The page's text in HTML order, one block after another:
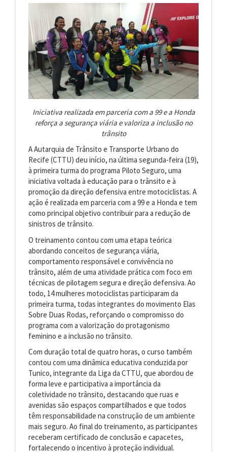
Iniciativa realizada em parceria com a 99 e a Honda
reforça a segurança viária e valoriza a inclusão no
trânsito
A Autarquia de Trânsito e Transporte Urbano do
Recife (CTTU) deu início, na última segunda-feira (19),
à primeira turma do programa Piloto Seguro, uma
iniciativa voltada à educação para o trânsito e à
promoção da direção defensiva entre motociclistas. A
ação é realizada em parceria com a 99 e a Honda e tem
como principal objetivo contribuir para a redução de
sinistros de trânsito.
O treinamento contou com uma etapa teórica
abordando conceitos de segurança viária,
comportamento responsável e convivência no
trânsito, além de uma atividade prática com foco em
técnicas de pilotagem segura e direção defensiva. Ao
todo, 14 mulheres motociclistas participaram da
primeira turma, todas integrantes do movimento Elas
Sobre Duas Rodas, reforçando o compromisso do
programa com a valorização do protagonismo
feminino e a inclusão no trânsito.
Com duração total de quatro horas, o curso também
contou com uma dinâmica educativa conduzida por
Tunico, integrante da Liga da CTTU, que abordou de
forma leve e participativa a importância da
coletividade no trânsito, destacando que ruas e
avenidas são espaços compartilhados e que todos
têm responsabilidade na construção de um ambiente
mais seguro. Ao final do treinamento, as participantes
receberam certificado de conclusão e capacetes,
fortalecendo o incentivo à proteção individual.